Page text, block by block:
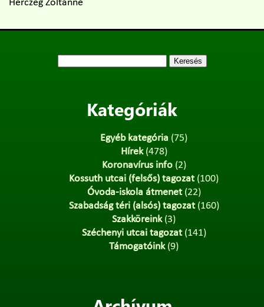
Herczeg Zoltánné
Kategóriák
Egyéb kategória (75)
Hírek(478)
Koronavírus info(2)
Kossuth utcai (felsős) tagozat(100)
Óvoda-iskola átmenet(22)
Szabadság téri (alsós) tagozat(160)
Szakköreink(3)
Széchenyi utcai tagozat(141)
Támogatóink(9)